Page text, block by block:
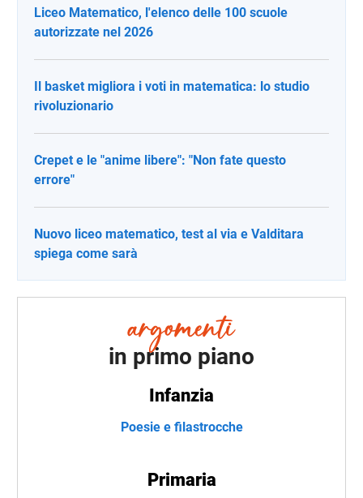
Liceo Matematico, l'elenco delle 100 scuole
autorizzate nel 2026
Il basket migliora i voti in matematica: lo studio
rivoluzionario
Crepet e le "anime libere": "Non fate questo
errore"
Nuovo liceo matematico, test al via e Valditara
spiega come sarà
in primo piano
Infanzia
Poesie e filastrocche
Primaria